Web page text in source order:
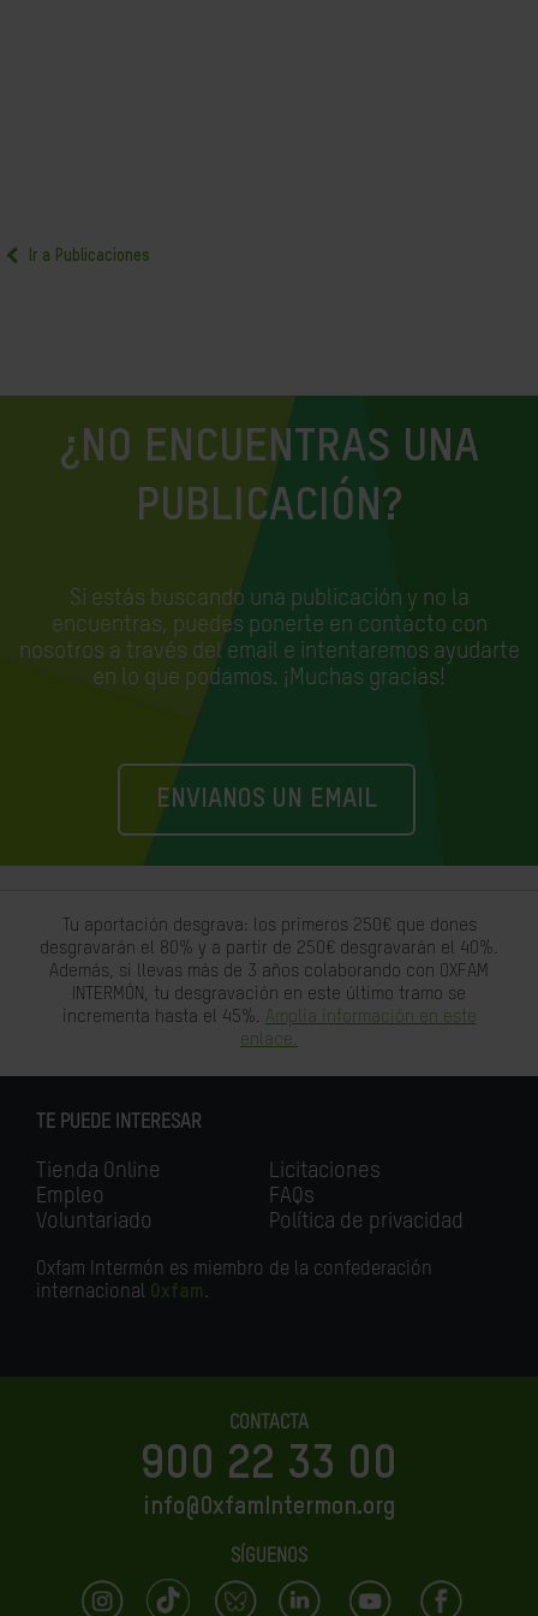
Ir a Publicaciones
¿NO ENCUENTRAS UNA
PUBLICACIÓN?
Si estás buscando una publicación y no la
encuentras, puedes ponerte en contacto con
nosotros a través del email e intentaremos ayudarte
en lo que podamos. ¡Muchas gracias!
ENVIANOS UN EMAIL
Tu aportación desgrava: los primeros 250€ que dones
desgravarán el 80% y a partir de 250€ desgravarán el 40%.
Además, si llevas más de 3 años colaborando con OXFAM
INTERMÓN, tu desgravación en este último tramo se
incrementa hasta el 45%. Amplia información en este
enlace.
TE PUEDE INTERESAR
Tienda Online
Empleo
Voluntariado
Licitaciones
FAQs
Política de privacidad
Oxfam Intermón es miembro de la confederación
internacional Oxfam.
CONTACTA
900 22 33 00
info@OxfamIntermon.org
SÍGUENOS